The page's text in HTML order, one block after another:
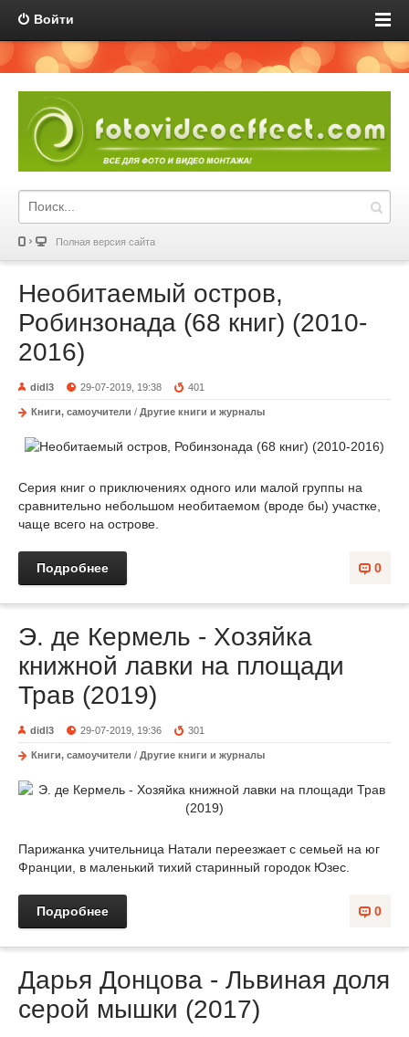
Войти
Полная версия сайта
Необитаемый остров,
Робинзонада (68 книг) (2010-
2016)
didl3 29-07-2019, 19:38 401
Книги, самоучители / Другие книги и журналы
Серия книг о приключениях одного или малой группы на
сравнительно небольшом необитаемом (вроде бы) участке,
чаще всего на острове.
0
Подробнее
Э. де Кермель - Хозяйка
книжной лавки на площади
Трав (2019)
didl3 29-07-2019, 19:36 301
Книги, самоучители / Другие книги и журналы
Парижанка учительница Натали переезжает с семьей на юг
Франции, в маленький тихий старинный городок Юзес.
0
Подробнее
Дарья Донцова - Львиная доля
серой мышки (2017)